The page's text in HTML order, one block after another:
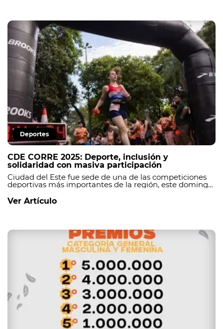
Deportes
CDE CORRE 2025: Deporte, inclusión y
solidaridad con masiva participación
Ciudad del Este fue sede de una de las competiciones
deportivas más importantes de la región, este domingo
68 aniversario de la capital de Alto Paraná.
Ver Artículo